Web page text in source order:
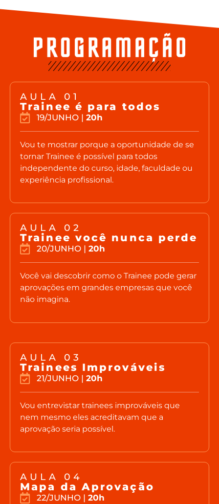
AULA 01
Trainee é para todos
19/JUNHO | 20h
Vou te mostrar porque a oportunidade de se
tornar Trainee é possível para todos
independente do curso, idade, faculdade ou
experiência profissional.
AULA 02
Trainee você nunca perde
20/JUNHO | 20h
Você vai descobrir como o Trainee pode gerar
aprovações em grandes empresas que você
não imagina.
AULA 03
Trainees Improváveis
21/JUNHO | 20h
Vou entrevistar trainees improváveis que
nem mesmo eles acreditavam que a
aprovação seria possível.
AULA 04
Mapa da Aprovação
22/JUNHO | 20h